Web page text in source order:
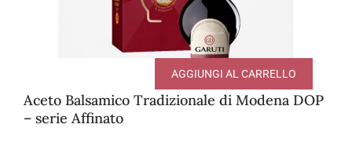
Aceto Balsamico Tradizionale di Modena DOP
– serie Affinato
AGGIUNGI AL CARRELLO